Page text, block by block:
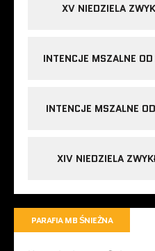
XV NIEDZIELA
INTENCJE MSZALNE
INTENCJE MSZALNE
XIV NIEDZIELA
PARAFIA MB ŚNIEŻNA